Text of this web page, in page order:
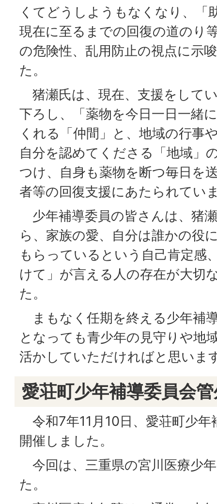
くてどうしようもなくなり、「
現在に至るまでの回復の道のり
の危険性、乱用防止の視点に示
た。
猪瀬氏は、現在、支援をして
下ろし、「薬物を今日一日一緒
くれる「仲間」と、地域の行事
自分を認めてくださる「地域」
つけ、自身も薬物を断つ毎日を
者等の回復支援にあたられてい
少年補導委員の皆さんは、猪
ら、家族の愛、自分は誰かの役
もらっているという自己肯定感
けて」が言える人の存在が大切
た。
まもなく任期を終える少年補
となっても青少年の見守りや地
活かしていただければと思いま
愛荘町少年補導委員会
令和7年11月10日、愛荘町少年
開催しました。
今回は、三重県の宮川医療少
た。